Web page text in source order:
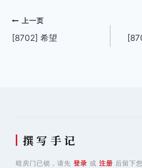
文
章
上一页
[8702] 希望
撰 写 手 记
暗房门已锁，请先 登录 或 注册 后留下